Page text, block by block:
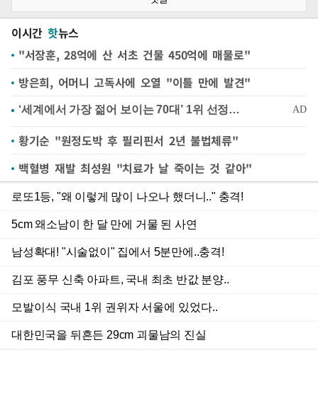
이시간 핫뉴스
"서장훈, 28억에 산 서초 건물 450억에 매물로"
방은희, 어머니 고독사에 오열 "이틀 만에 발견"
황기순 "원정도박 후 필리핀서 2년 불법체류"
백혈병 재발 최성원 "치료가 날 죽이는 것 같아"